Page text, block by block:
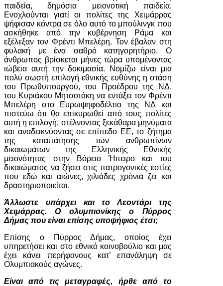
παιδεία, δημόσια μειονοτική παιδεία.
Ενοχλούνται γιατί οι πολίτες της Χειμάρρας
ψήφισαν κόντρα σε όλο αυτό το μπούλινγκ που
ασκήθηκε από την κυβέρνηση Ράμα και
εξέλεξαν τον Φρέντι Μπελέρη. Τον έβαλαν στη
φυλακή με ένα σαθρό κατηγορητήριο. Ο
άνθρωπος βρίσκεται μήνες τώρα υπομένοντας
ιώβεια αυτή την δοκιμασία. Νομίζω είναι μια
πολύ σωστή επιλογή εθνικής ευθύνης η στάση
του Πρωθυπουργού, του Προέδρου της ΝΔ,
του Κυριάκου Μητσοτάκη να εντάξει τον Φρέντι
Μπελέρη στο Ευρωψηφοδέλτιο της ΝΔ και
πιστεύω ότι θα επικυρωθεί από τους πολίτες
αυτή η επιλογή, στέλνοντας ξεκάθαρα μηνύματα
και αναδεικνύοντας σε επίπεδο ΕΕ, το ζήτημα
της καταπάτησης των ανθρωπίνων
δικαιωμάτων της Ελληνικής Εθνικής
μειονότητας στην Βόρειο Ήπειρο και του
δικαιώματος να ζήσει στις πατρογονικές εστίες
που εδώ και αιώνες, χιλιάδες χρόνια ζει και
δραστηριοποιείται.
Άλλωστε υπάρχει και το Λεοντάρι της
Χειμάρρας. Ο ολυμπιονίκης ο Πύρρος
Δήμας που είναι επίσης υποψήφιος έτσι;
Επίσης ο Πύρρος Δήμας, οποίος έχει
υπηρετήσει και στο εθνικό κοινοβούλιο και μας
έχει κάνει περήφανους κατ’ επανάληψη σε
Ολυμπιακούς αγώνες.
Είναι από τις μεταγραφές, ήρθε από το